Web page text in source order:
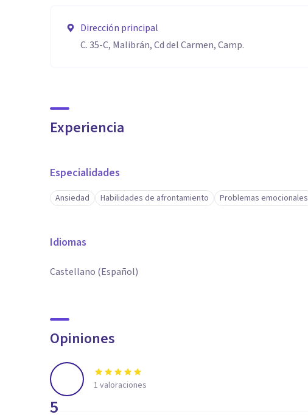
Dirección principal
C. 35-C, Malibrán, Cd del Carmen, Camp.
Experiencia
Especialidades
Ansiedad Habilidades de afrontamiento Problemas emocionales
Idiomas
Castellano (Español)
Opiniones
5
1 valoraciones